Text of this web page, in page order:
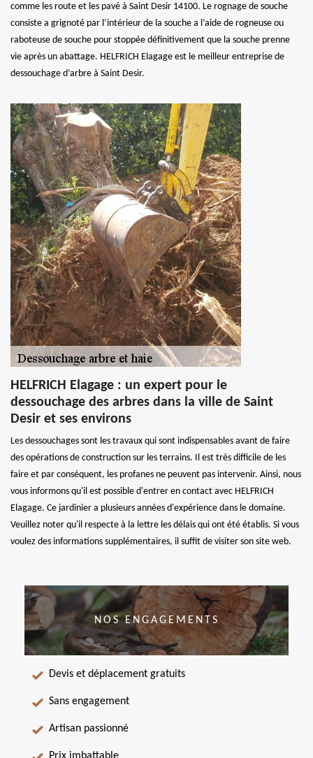
comme les route et les pavé à Saint Desir 14100. Le rognage de souche
consiste a grignoté par l’intérieur de la souche a l’aide de rogneuse ou
raboteuse de souche pour stoppée définitivement que la souche prenne
vie après un abattage. HELFRICH Elagage est le meilleur entreprise de
dessouchage d’arbre à Saint Desir.
HELFRICH Elagage : un expert pour le
dessouchage des arbres dans la ville de Saint
Desir et ses environs
Les dessouchages sont les travaux qui sont indispensables avant de faire
des opérations de construction sur les terrains. Il est très difficile de les
faire et par conséquent, les profanes ne peuvent pas intervenir. Ainsi, nous
vous informons qu'il est possible d'entrer en contact avec HELFRICH
Elagage. Ce jardinier a plusieurs années d'expérience dans le domaine.
Veuillez noter qu'il respecte à la lettre les délais qui ont été établis. Si vous
voulez des informations supplémentaires, il suffit de visiter son site web.
NOS ENGAGEMENTS
Devis et déplacement gratuits
Sans engagement
Artisan passionné